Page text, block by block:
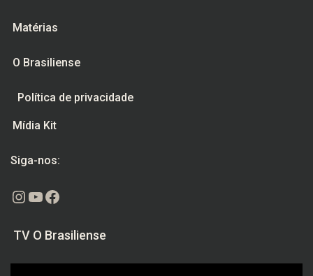
Matérias
O Brasiliense
Política de privacidade
Mídia Kit
Siga-nos:
Instagram
Youtube
Facebook
TV O Brasiliense